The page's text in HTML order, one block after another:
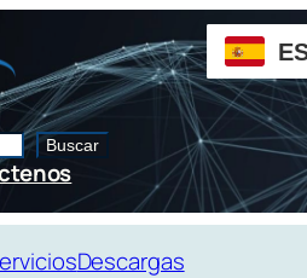
Buscar
Descargas